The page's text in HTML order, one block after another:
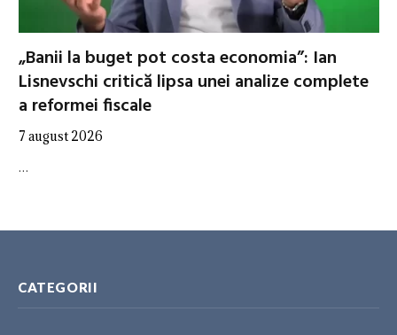
„Banii la buget pot costa economia”: Ian
Lisnevschi critică lipsa unei analize complete
a reformei fiscale
7 august 2026
…
CATEGORII